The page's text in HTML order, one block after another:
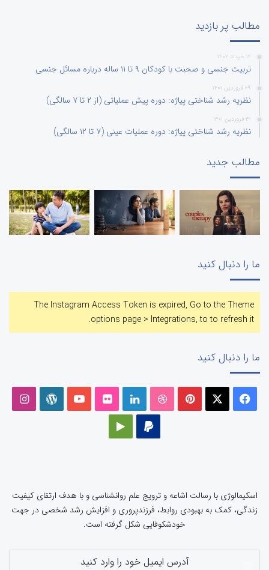
مطالب پر بازدید
۱۴ خرداد ۱۴۰۲
تربیت جنسی و صحبت با کودکان ۹ تا ۱۱ ساله درباره مسائل جنسی
۲۹ فروردین ۱۴۰۱
نظریه رشد شناختی پیاژه: دوره پیش عملیاتی (از ۲ تا ۷ سالگی)
۳۱ فروردین ۱۴۰۱
نظریه رشد شناختی پیاژه: دوره عملیات عینی (۷ تا ۱۲ سالگی)
مطالب جدید
ما را دنبال کنید
The Instagram Access Token is expired, Go to the Theme
options page > Integrations, to to refresh it.
ما را دنبال کنید
فیسبوک ایکس پینتریستدریبببل لینکداین تصاویر یوتیوب وردپرس
پی‌پال
اسکیمالوژی با رسالت اشاعه و ترویج علم روانشناسی و با هدف ارتقای کیفیت
زندگی، کمک به بهبودی روابط، فرزندپروری و افزایش رشد شخصی در جهت
خودشکوفایی شکل گرفته است.